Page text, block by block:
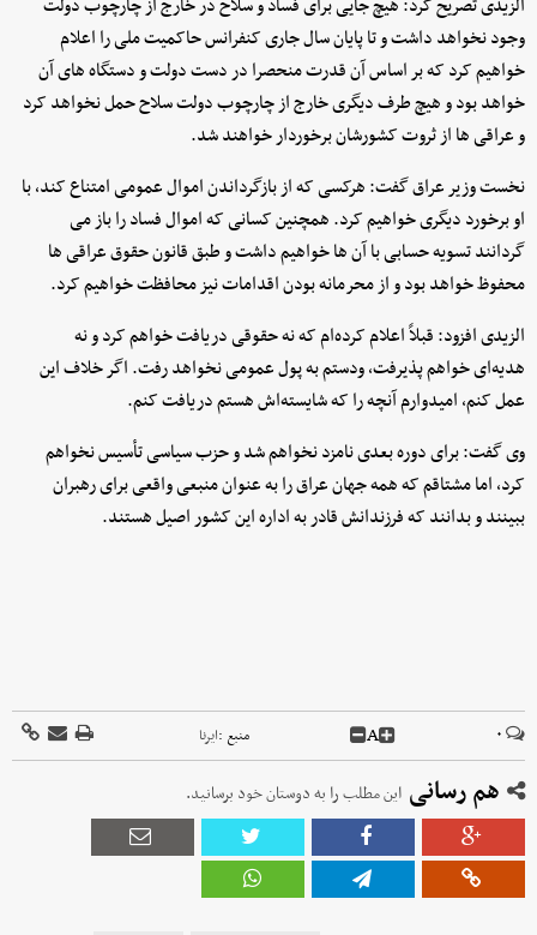
الزیدی تصریح کرد: هیچ جایی برای فساد و سلاح در خارج از چارچوب دولت
وجود نخواهد داشت و تا پایان سال جاری کنفرانس حاکمیت ملی را اعلام
خواهیم کرد که بر اساس آن قدرت منحصرا در دست دولت و دستگاه های آن
خواهد بود و هیچ طرف دیگری خارج از چارچوب دولت سلاح حمل نخواهد کرد
و عراقی ها از ثروت کشورشان برخوردار خواهند شد.
نخست وزیر عراق گفت: هرکسی که از بازگرداندن اموال عمومی امتناع کند، با
او برخورد دیگری خواهیم کرد. همچنین کسانی که اموال فساد را باز می
گردانند تسویه حسابی با آن ها خواهیم داشت و طبق قانون حقوق عراقی ها
محفوظ خواهد بود و از محرمانه بودن اقدامات نیز محافظت خواهیم کرد.
الزیدی افزود: قبلاً اعلام کرده‌ام که نه حقوقی دریافت خواهم کرد و نه
هدیه‌ای خواهم پذیرفت، ودستم به پول عمومی نخواهد رفت. اگر خلاف این
عمل کنم، امیدوارم آنچه را که شایسته‌اش هستم دریافت کنم.
وی گفت: برای دوره بعدی نامزد نخواهم شد و حزب سیاسی تأسیس نخواهم
کرد، اما مشتاقم که همه جهان عراق را به عنوان منبعی واقعی برای رهبران
ببینند و بدانند که فرزندانش قادر به اداره این کشور اصیل هستند.
۰ A منبع :ایرنا
هم رسانی این مطلب را به دوستان خود برسانید.